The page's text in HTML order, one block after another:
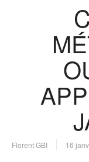
Florent GBI 16